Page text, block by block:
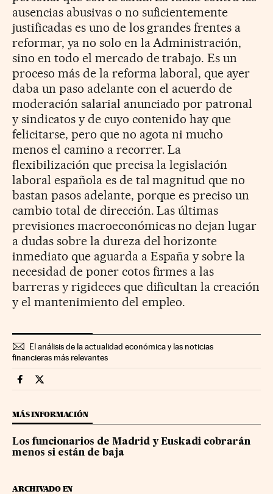
ausencias abusivas o no suficientemente
justificadas es uno de los grandes frentes a
reformar, ya no solo en la Administración,
sino en todo el mercado de trabajo. Es un
proceso más de la reforma laboral, que ayer
daba un paso adelante con el acuerdo de
moderación salarial anunciado por patronal
y sindicatos y de cuyo contenido hay que
felicitarse, pero que no agota ni mucho
menos el camino a recorrer. La
flexibilización que precisa la legislación
laboral española es de tal magnitud que no
bastan pasos adelante, porque es preciso un
cambio total de dirección. Las últimas
previsiones macroeconómicas no dejan lugar
a dudas sobre la dureza del horizonte
inmediato que aguarda a España y sobre la
necesidad de poner cotos firmes a las
barreras y rigideces que dificultan la creación
y el mantenimiento del empleo.
El análisis de la actualidad económica y las noticias
financieras más relevantes
Economia Cinco Días en Facebook
Economia Cinco Días en Twitter
MÁS INFORMACIÓN
Los funcionarios de Madrid y Euskadi cobrarán
menos si están de baja
ARCHIVADO EN